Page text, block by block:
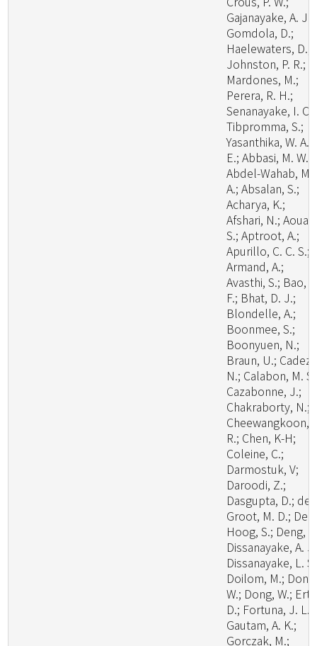
Gajanayake, A. J.;
Gomdola, D.;
Haelewaters, D.;
Johnston, P. R.;
Mardones, M.;
Perera, R. H.;
Senanayake, I. C.;
Tibpromma, S.;
Yasanthika, W. A.
E.; Abbasi, M. W.;
Abdel-Wahab, M.
A.; Absalan, S.;
Acharya, K.;
Afshari, N.; Aouali,
S.; Aptroot, A.;
Apurillo, C. C. S.;
Armand, A.;
Avasthi, S.; Bao,
F.; Bhat, D. J.;
Blondelle, A.;
Boonmee, S.;
Boonyuen, N.;
Braun, U.; Cadez,
N.; Calabon, M.
Cazabonne, J.;
Chakraborty, N.;
Cheewangkoon,
R.; Chen, K-H;
Coleine, C.;
Darmostuk, V;
Daroodi, Z.;
Dasgupta, D.; de
Groot, M. D.; De
Hoog, S.; Deng,
Dissanayake, A.
Dissanayake, L.
Doilom, M.;
W.; Dong, W.;
D.; Fortuna, J. L.;
Gautam, A. K.;
Gorczak, M.;